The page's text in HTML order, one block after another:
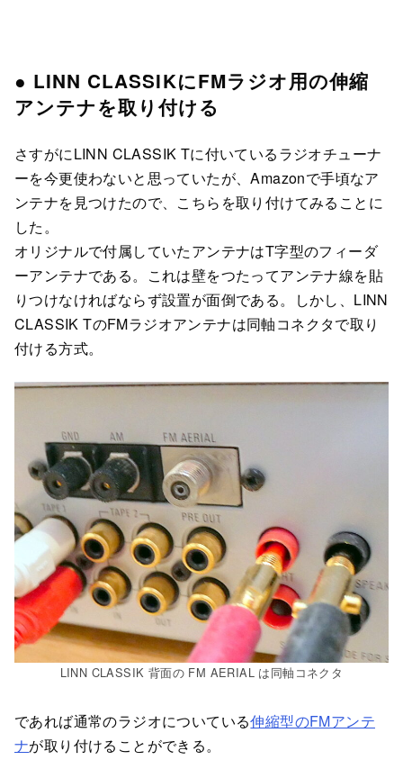
● LINN CLASSIKにFMラジオ用の伸縮
アンテナを取り付ける
さすがにLINN CLASSIK Tに付いているラジオチューナ
ーを今更使わないと思っていたが、Amazonで手頃なア
ンテナを見つけたので、こちらを取り付けてみることに
した。
オリジナルで付属していたアンテナはT字型のフィーダ
ーアンテナである。これは壁をつたってアンテナ線を貼
りつけなければならず設置が面倒である。しかし、LINN
CLASSIK TのFMラジオアンテナは同軸コネクタで取り
付ける方式。
LINN CLASSIK 背面の FM AERIAL は同軸コネクタ
であれば通常のラジオについている伸縮型のFMアンテ
ナが取り付けることができる。